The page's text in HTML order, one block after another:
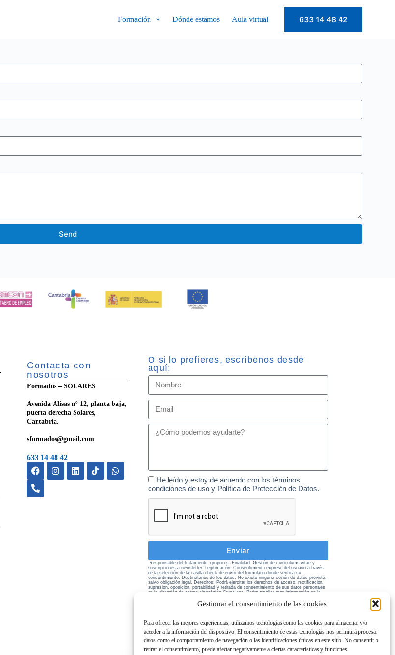
Gestionar el consentimiento de las cookies
Para ofrecer las mejores experiencias, utilizamos tecnologías como las cookies para almacenar y/o
acceder a la información del dispositivo. El consentimiento de estas tecnologías nos permitirá procesar
datos como el comportamiento de navegación o las identificaciones únicas en este sitio. No consentir o
retirar el consentimiento, puede afectar negativamente a ciertas características y funciones.
Formación Dónde estamos Aula virtual 633 14 48 42
Send
Contacta con
nosotros
Formados – SOLARES
Avenida Alisas nº 12, planta baja,
puerta derecha Solares,
Cantabria.
sformados@gmail.com
633 14 48 42
O si lo prefieres, escríbenos desde
aquí:
He leído y estoy de acuerdo con los términos,
condiciones de uso y Política de Protección de Datos.
Enviar
Responsable del tratamiento: grupocos. Finalidad: Gestión de curriculums vitae y
suscripciones a newsletter. Legitimación: Consentimiento expreso del usuario a través
de la selección de la casilla check de envío del formulario donde verifica su
consentimiento. Destinatarios de los datos: No existe ninguna cesión de datos prevista,
salvo obligación legal. Derechos: Podrá ejercitar los derechos de acceso, rectificación,
supresión, oposición, portabilidad y retirada de consentimiento de sus datos personales
en la dirección de correo electrónico Grupo cos. Podrá ampliar más información en la